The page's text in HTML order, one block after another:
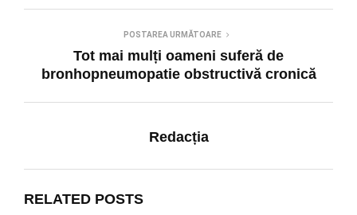
POSTAREA URMĂTOARE
Tot mai mulți oameni suferă de
bronhopneumopatie obstructivă cronică
Redacția
RELATED POSTS